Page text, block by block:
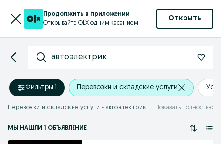
Продолжить в приложении
Открывайте OLX одним касанием
Открыть
автоэлектрик
Фильтры·1 Перевозки и складские услуги
Перевозки и складские услуги - автоэлектрик Показать Полностью
МЫ НАШЛИ 1 ОБЪЯВЛЕНИЕ